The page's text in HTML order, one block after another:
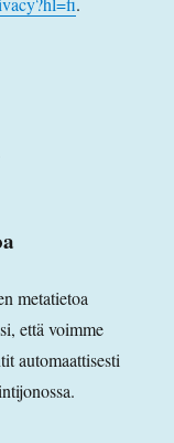
metatietoa
että voimme
automaattisesti